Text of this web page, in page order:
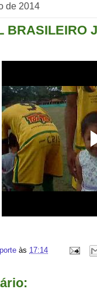
de 2014
BRASILEIRO
às 17:14